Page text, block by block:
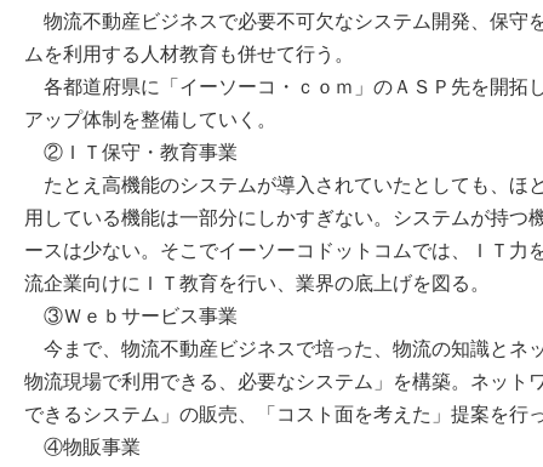
物流不動産ビジネスで必要不可欠なシステム開発、保守
ムを利用する人材教育も併せて行う。
各都道府県に「イーソーコ・ｃｏｍ」のＡＳＰ先を開拓
アップ体制を整備していく。
②ＩＴ保守・教育事業
たとえ高機能のシステムが導入されていたとしても、ほ
用している機能は一部分にしかすぎない。システムが持つ
ースは少ない。そこでイーソーコドットコムでは、ＩＴ力
流企業向けにＩＴ教育を行い、業界の底上げを図る。
③Ｗｅｂサービス事業
今まで、物流不動産ビジネスで培った、物流の知識とネ
物流現場で利用できる、必要なシステム」を構築。ネット
できるシステム」の販売、「コスト面を考えた」提案を行
④物販事業